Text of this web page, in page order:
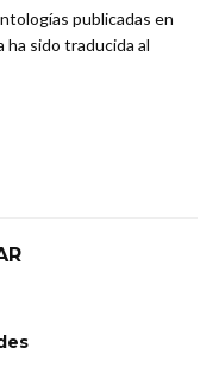
publicadas en
ha sido traducida al